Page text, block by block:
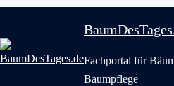
Fachportal für
Baumpflege